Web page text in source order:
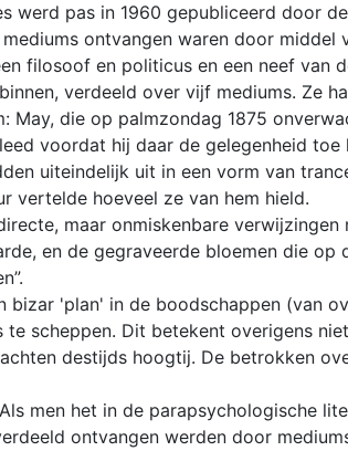
werd pas in 1960 gepubliceerd door
ontvangen waren door
filosoof en politicus en een neef van
verdeeld over vijf mediums. Ze
May, die op palmzondag 1875
voordat hij daar de gelegenheid
uiteindelijk uit in een vorm van
vertelde hoeveel ze van hem hield.
maar onmiskenbare
en de gegraveerde bloemen die
bizar 'plan' in de boodschappen (van
scheppen. Dit betekent overigens
destijds hoogtij. De betrokken
men het in de parapsychologische
ontvangen werden door